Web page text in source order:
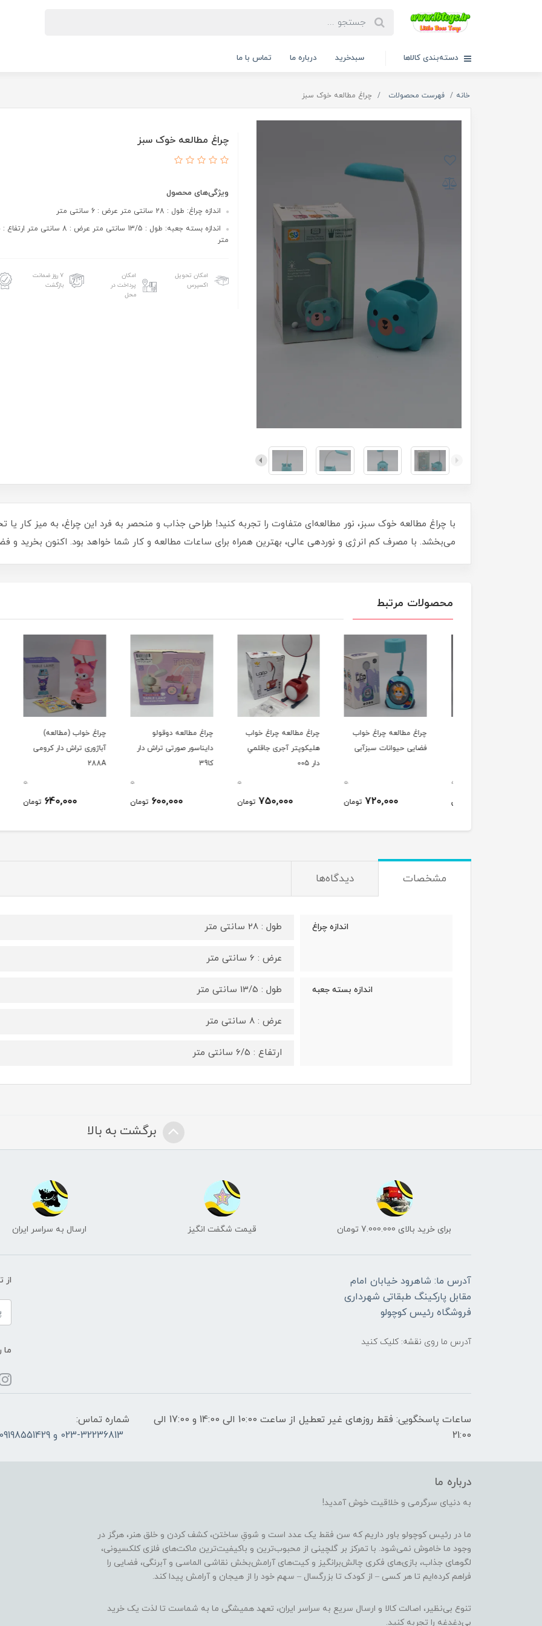
دسته‌بندی کالاها سبدخرید درباره ما تماس با ما
خانه فهرست محصولات چراغ مطالعه خوک سبز
چراغ مطالعه خوک سبز
ویژگی‌های محصول
اندازه چراغ: طول : 28 سانتی متر عرض : 6 سانتی متر
متر
امکان تحویل
اکسپرس
امکان
پرداخت در
محل
۷ روز ضمانت
بازگشت
با چراغ مطالعه خوک سبز، نور مطالعه‌ای متفاوت را تجربه کنید! طراحی جذاب و منحصر به فرد این چراغ، به میز کار
می‌بخشد. با مصرف کم انرژی و نوردهی عالی، بهترین همراه برای ساعات مطالعه و کار شما خواهد بود. اکنون بخرید و
محصولات مرتبط
چراغ مطالعه چراغ خواب
فضایی حیوانات سبزآبی
720,000 تومان
چراغ مطالعه چراغ خواب
هلیکوپتر آجری جاقلمي
750,000 تومان
چراغ مطالعه دوقولو
دایناسور صورتی تراش دار
600,000 تومان
چراغ خواب (مطالعه)
آباژوری تراش دار کرومی
288A
640,000 تومان
متحرک
مشخصات دیدگاه‌ها
اندازه چراغ طول : 28 سانتی متر
عرض : 6 سانتی متر
اندازه بسته جعبه طول : 13/5 سانتی متر
عرض : 8 سانتی متر
ارتفاع : 6/5 سانتی متر
برگشت به بالا
برای خرید بالای 7.000.000 تومان قیمت شگفت انگیز ارسال به سراسر ایران
آدرس ما: شاهرود خیابان امام
مقابل پارکینگ طبقاتی شهرداری
فروشگاه رئیس کوچولو
آدرس ما روی نقشه: کلیک کنید
از
ما
ساعات پاسخگویی: فقط روزهای غیر تعطیل از ساعت 10:00 الی 14:00 و 17:00 الی
21:00
شماره تماس:
023-32236813 و 09198551429
درباره ما
به دنیای سرگرمی و خلاقیت خوش آمدید!
ما در رئیس کوچولو باور داریم که سن فقط یک عدد است و شوقِ ساختن، کشف کردن و خلق هنر، هرگز در
وجود ما خاموش نمی‌شود. با تمرکز بر گلچینی از محبوب‌ترین و باکیفیت‌ترین ماکت‌های فلزی کلکسیونی،
لگوهای جذاب، بازی‌های فکری چالش‌برانگیز و کیت‌های آرامش‌بخش نقاشی الماسی و آبرنگی، فضایی را
فراهم کرده‌ایم تا هر کسی – از کودک تا بزرگسال – سهم خود را از هیجان و آرامش پیدا کند.
تنوع بی‌نظیر، اصالت کالا و ارسال سریع به سراسر ایران، تعهد همیشگی ما به شماست تا لذت یک خرید
بی‌دغدغه را تجربه کنید.